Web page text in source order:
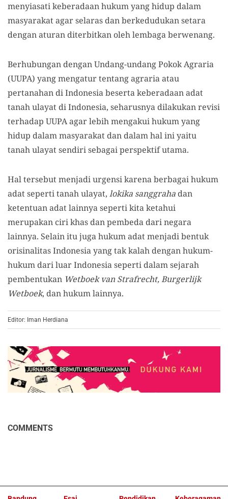
menyiasati keberadaan hukum yang hidup dalam
masyarakat agar selaras dan berkedudukan setara
dengan aturan diterbitkan oleh lembaga berwenang.
Berhubungan dengan Undang-undang Pokok Agraria
(UUPA) yang mengatur tentang agraria atau
pertanahan di Indonesia beserta keberadaan adat
tanah ulayat di Indonesia, seharusnya dilakukan revisi
terhadap UUPA agar lebih mengakui hukum yang
hidup dalam masyarakat dan dalam hal ini yaitu
tanah ulayat sendiri sebagai perspektif utama.
Hal tersebut menjadi urgensi karena berbagai hukum
adat seperti tanah ulayat, lokika sanggraha dan
ketentuan adat lainnya seperti kita ketahui
merupakan ciri khas dan pembeda dari negara
lainnya. Selain itu juga hukum adat menjadi bentuk
orisinalitas Indonesia yang tak kalah dengan hukum-
hukum dari luar Indonesia seperti dalam sejarah
pembentukan Wetboek van Strafrecht, Burgerlijk
Wetboek, dan hukum lainnya.
Editor: Iman Herdiana
COMMENTS